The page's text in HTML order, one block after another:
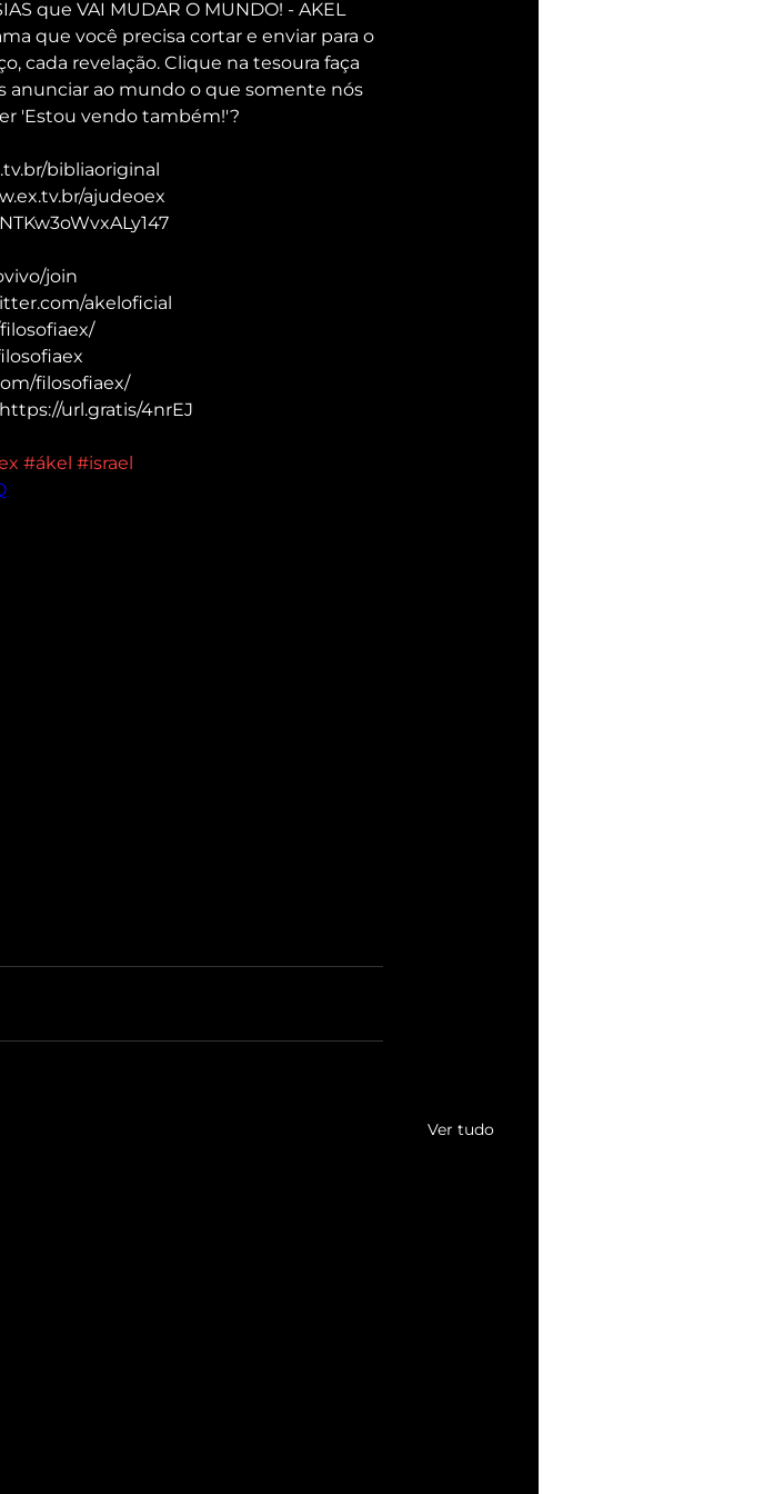
que VAI MUDAR O MUNDO! - AKEL
que você precisa cortar e enviar para o
cada revelação. Clique na tesoura faça
anunciar ao mundo o que somente nós
'Estou vendo também!'?
bibliaoriginal
ajudeoex
join
akeloficial
filosofiaex/
url.gratis/4nrEJ
#ákel #israel
Ver tudo